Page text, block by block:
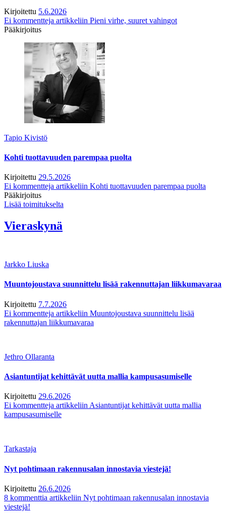
Kirjoitettu 5.6.2026
Ei kommentteja artikkeliin Pieni virhe, suuret vahingot
Pääkirjoitus
Tapio Kivistö
Kohti tuottavuuden parempaa puolta
Kirjoitettu 29.5.2026
Ei kommentteja artikkeliin Kohti tuottavuuden parempaa puolta
Pääkirjoitus
Lisää toimitukselta
Vieraskynä
Jarkko Liuska
Muuntojoustava suunnittelu lisää rakennuttajan liikkumavaraa
Kirjoitettu 7.7.2026
Ei kommentteja artikkeliin Muuntojoustava suunnittelu lisää
rakennuttajan liikkumavaraa
Jethro Ollaranta
Asiantuntijat kehittävät uutta mallia kampusasumiselle
Kirjoitettu 29.6.2026
Ei kommentteja artikkeliin Asiantuntijat kehittävät uutta mallia
kampusasumiselle
Tarkastaja
Nyt pohtimaan rakennusalan innostavia viestejä!
Kirjoitettu 26.6.2026
8 kommenttia artikkeliin Nyt pohtimaan rakennusalan innostavia
viestejä!